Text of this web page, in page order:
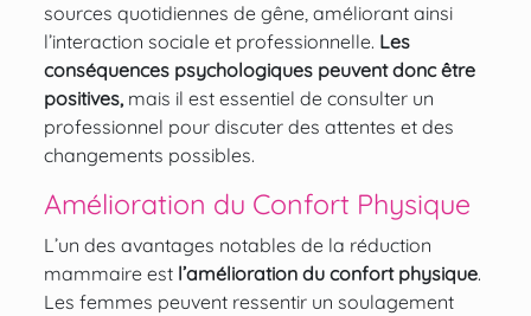
sources quotidiennes de gêne, améliorant ainsi
l’interaction sociale et professionnelle. Les
conséquences psychologiques peuvent donc être
positives,mais il est essentiel de consulter un
professionnel pour discuter des attentes et des
changements possibles.
Amélioration du Confort Physique
L’un des avantages notables de la réduction
mammaire est l’amélioration du confort physique.
Les femmes peuvent ressentir un soulagement